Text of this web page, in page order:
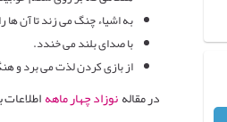
به اشیاء چنگ می زند تا آن ها
با صدای بلند می خندد.
از بازی کردن لذت می برد و
در مقالهنوزاد چهار ماهه